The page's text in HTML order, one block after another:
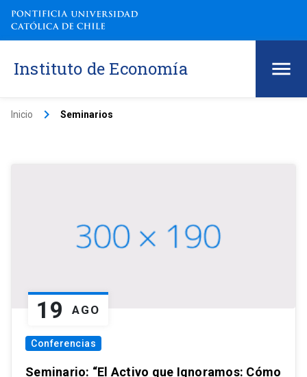
Instituto de Economía
Inicio keyboard_arrow_right Seminarios
19 AGO
Conferencias
Seminario: “El Activo que Ignoramos: Cómo